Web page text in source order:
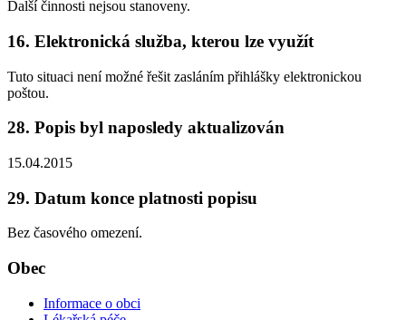
Další činnosti nejsou stanoveny.
16. Elektronická služba, kterou lze využít
Tuto situaci není možné řešit zasláním přihlášky elektronickou
poštou.
28. Popis byl naposledy aktualizován
15.04.2015
29. Datum konce platnosti popisu
Bez časového omezení.
Obec
Informace o obci